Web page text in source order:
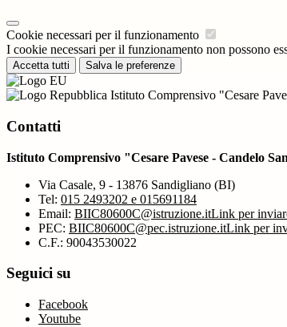
Cookie necessari per il funzionamento
I cookie necessari per il funzionamento non possono
Accetta tutti Salva le preferenze
Istituto Comprensivo "Cesare
Contatti
Istituto Comprensivo "Cesare Pavese - Candelo
Via Casale, 9 - 13876 Sandigliano (BI)
Tel: 015 2493202 e 015691184
Email: BIIC80600C@istruzione.itLink per
PEC: BIIC80600C@pec.istruzione.itLink per
C.F.: 90043530022
Seguici su
Facebook
Youtube